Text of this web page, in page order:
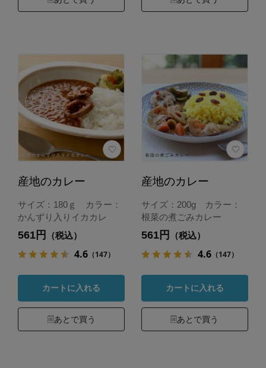
産地のカレー
サイズ：180ｇ カラー：
かんずり入りイカカレ
561円 （税込）
4.6（147）
カートに入れる
あとで買う
産地のカレー
サイズ：200g カラー：
根菜の煮ごみカレー
561円 （税込）
4.6（147）
カートに入れる
あとで買う